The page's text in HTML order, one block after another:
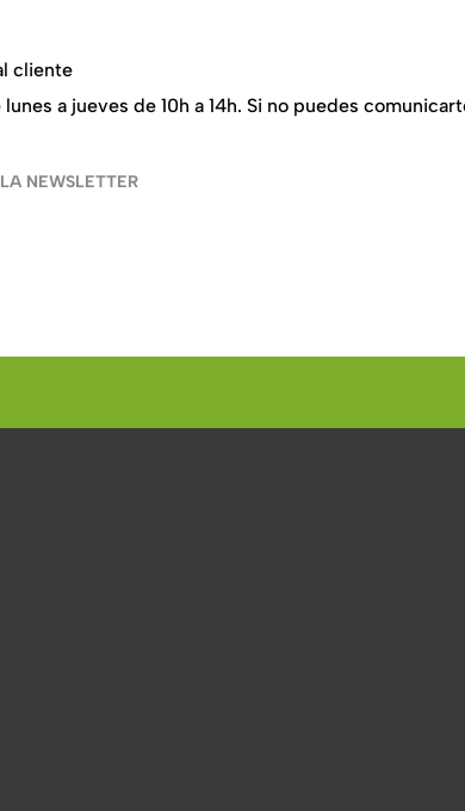
cliente
lunes a jueves de 10h a 14h. Si no puedes
NEWSLETTER